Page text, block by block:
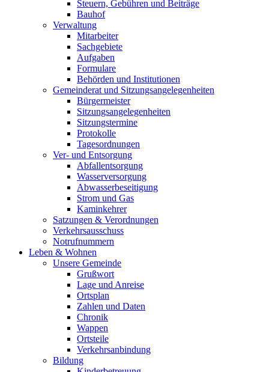
Steuern, Gebühren und Beiträge
Bauhof
Verwaltung
Mitarbeiter
Sachgebiete
Aufgaben
Formulare
Behörden und Institutionen
Gemeinderat und Sitzungsangelegenheiten
Bürgermeister
Sitzungsangelegenheiten
Sitzungstermine
Protokolle
Tagesordnungen
Ver- und Entsorgung
Abfallentsorgung
Wasserversorgung
Abwasserbeseitigung
Strom und Gas
Kaminkehrer
Satzungen & Verordnungen
Verkehrsausschuss
Notrufnummern
Leben & Wohnen
Unsere Gemeinde
Grußwort
Lage und Anreise
Ortsplan
Zahlen und Daten
Chronik
Wappen
Ortsteile
Verkehrsanbindung
Bildung